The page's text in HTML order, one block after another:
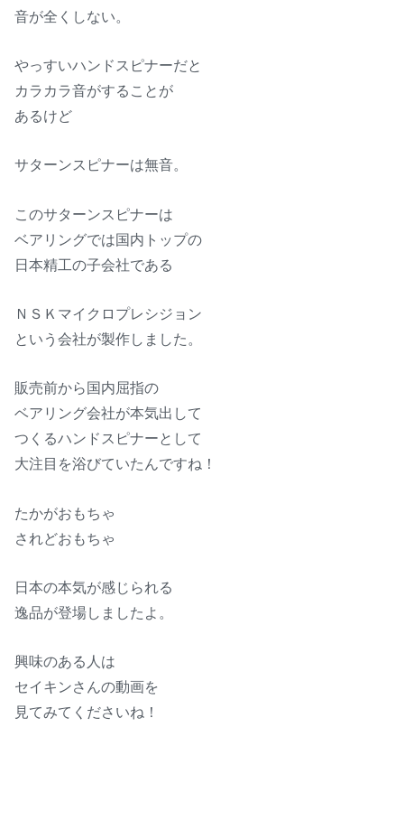
音が全くしない。
やっすいハンドスピナーだと
カラカラ音がすることが
あるけど
サターンスピナーは無音。
このサターンスピナーは
ベアリングでは国内トップの
日本精工の子会社である
ＮＳＫマイクロプレシジョン
という会社が製作しました。
販売前から国内屈指の
ベアリング会社が本気出して
つくるハンドスピナーとして
大注目を浴びていたんですね！
たかがおもちゃ
されどおもちゃ
日本の本気が感じられる
逸品が登場しましたよ。
興味のある人は
セイキンさんの動画を
見てみてくださいね！